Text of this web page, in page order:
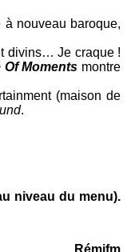
nouveau baroque,
divins… Je craque !
Moments montre
(maison de
.
niveau du menu).
Rémifm